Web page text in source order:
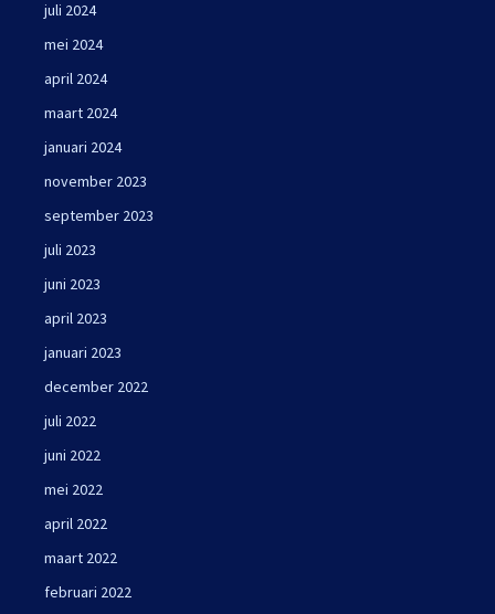
juli 2024
mei 2024
april 2024
maart 2024
januari 2024
november 2023
september 2023
juli 2023
juni 2023
april 2023
januari 2023
december 2022
juli 2022
juni 2022
mei 2022
april 2022
maart 2022
februari 2022